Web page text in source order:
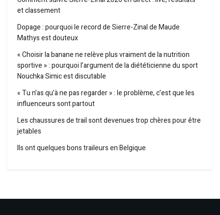
et classement
Dopage : pourquoi le record de Sierre-Zinal de Maude
Mathys est douteux
« Choisir la banane ne relève plus vraiment de la nutrition
sportive » : pourquoi l’argument de la diététicienne du sport
Nouchka Simic est discutable
« Tu n’as qu’à ne pas regarder » : le problème, c’est que les
influenceurs sont partout
Les chaussures de trail sont devenues trop chères pour être
jetables
Ils ont quelques bons traileurs en Belgique